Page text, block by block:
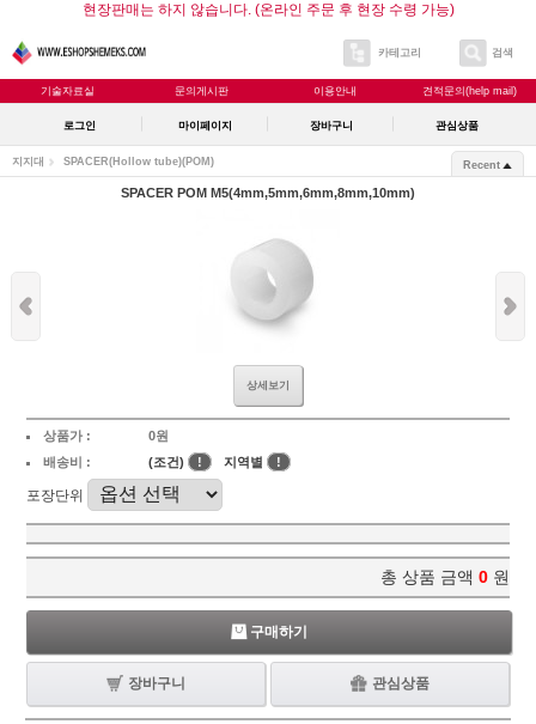
현장판매는 하지 않습니다. (온라인 주문 후 현장 수령 가능)
카테고리 검색
기술자료실 문의게시판 이용안내 견적문의(help mail)
로그인 마이페이지 장바구니 관심상품
지지대 SPACER(Hollow tube)(POM) Recent
SPACER POM M5(4mm,5mm,6mm,8mm,10mm)
상세보기
상품가 :
0원
배송비 :
(조건) ! 지역별 !
포장단위
총 상품 금액 0 원
구매하기
장바구니 관심상품